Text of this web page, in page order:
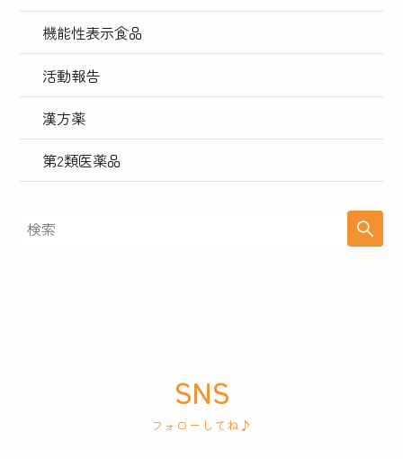
機能性表示食品
活動報告
漢方薬
第2類医薬品
SNS
フォローしてね♪